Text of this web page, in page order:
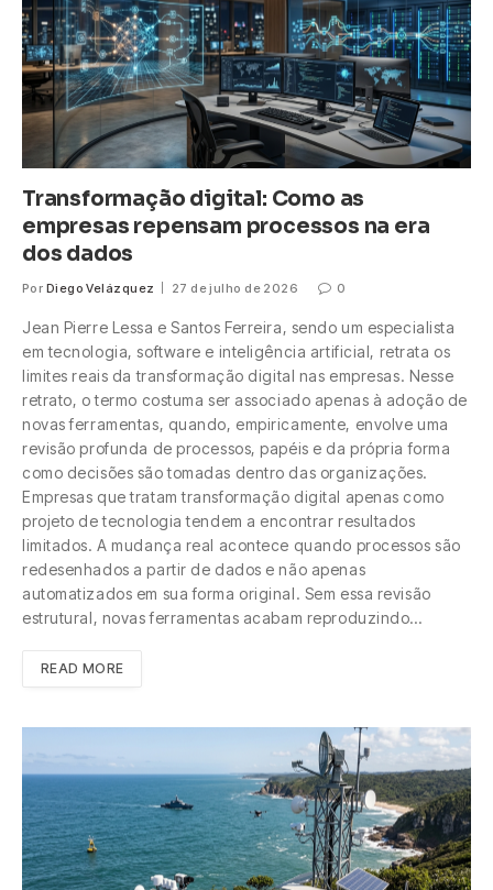
Transformação digital: Como as
empresas repensam processos na era
dos dados
Por Diego Velázquez 27 de julho de 2026 0
Jean Pierre Lessa e Santos Ferreira, sendo um especialista
em tecnologia, software e inteligência artificial, retrata os
limites reais da transformação digital nas empresas. Nesse
retrato, o termo costuma ser associado apenas à adoção de
novas ferramentas, quando, empiricamente, envolve uma
revisão profunda de processos, papéis e da própria forma
como decisões são tomadas dentro das organizações.
Empresas que tratam transformação digital apenas como
projeto de tecnologia tendem a encontrar resultados
limitados. A mudança real acontece quando processos são
redesenhados a partir de dados e não apenas
automatizados em sua forma original. Sem essa revisão
estrutural, novas ferramentas acabam reproduzindo…
READ MORE